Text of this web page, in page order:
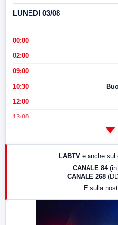
LUNEDI 03/08
00:00
02:00
09:00
10:30
12:00
13:00
LABTV e anche sul
CANALE 84 (in
CANALE 268
E sulla